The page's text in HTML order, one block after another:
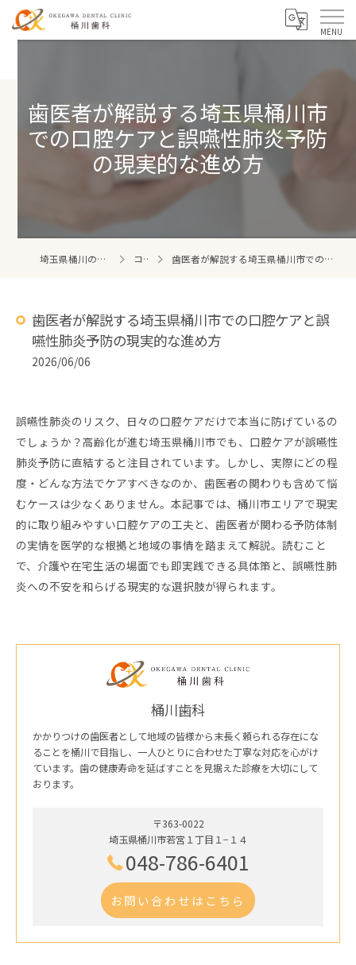
歯医者が解説する埼玉県桶川市
での口腔ケアと誤嚥性肺炎予防
の現実的な進め方
埼玉県桶川の歯医者なら桶川歯科 コラム 歯医者が解説する埼玉県桶川市での口腔ケアと誤嚥性肺炎予防の現実的な進め方
歯医者が解説する埼玉県桶川市での口腔ケアと誤
嚥性肺炎予防の現実的な進め方
2026/06/06
誤嚥性肺炎のリスク、日々の口腔ケアだけで本当に防げているの
でしょうか？高齢化が進む埼玉県桶川市でも、口腔ケアが誤嚥性
肺炎予防に直結すると注目されています。しかし、実際にどの程
度・どんな方法でケアすべきなのか、歯医者の関わりも含めて悩
むケースは少なくありません。本記事では、桶川市エリアで現実
的に取り組みやすい口腔ケアの工夫と、歯医者が関わる予防体制
の実情を医学的な根拠と地域の事情を踏まえて解説。読むこと
で、介護や在宅生活の場面でも即実践できる具体策と、誤嚥性肺
炎への不安を和らげる現実的な選択肢が得られます。
桶川歯科
かかりつけの歯医者として地域の皆様から末長く頼られる存在にな
ることを桶川で目指し、一人ひとりに合わせた丁寧な対応を心がけ
ています。歯の健康寿命を延ばすことを見据えた診療を大切にして
おります。
〒363-0022
埼玉県桶川市若宮１丁目１−１４
048-786-6401
お問い合わせはこちら